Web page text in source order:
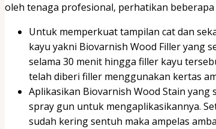
oleh tenaga profesional, perhatikan
Untuk memperkuat tampilan cat dan
kayu yakni Biovarnish Wood Filler yang
selama 30 menit hingga filler kayu
telah diberi filler menggunakan kertas
Aplikasikan Biovarnish Wood Stain
spray gun untuk mengaplikasikannya.
sudah kering sentuh maka ampelas